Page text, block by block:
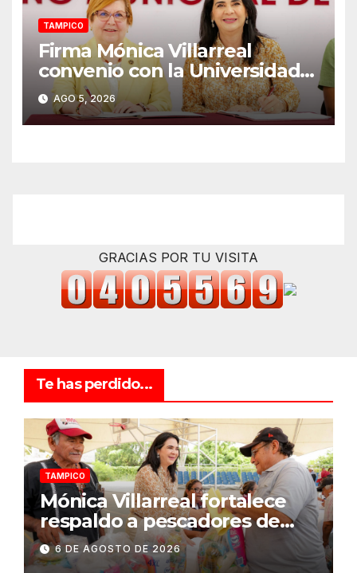
TAMPICO
Firma Mónica Villarreal
convenio con la Universidad
Tecnológica de Altamira para
impulsar la innovación
turística mediante TampIA
AGO 5, 2026
GRACIAS POR TU VISITA
Te has perdido...
TAMPICO
Mónica Villarreal fortalece
respaldo a pescadores de
Tampico durante temporada
de veda
6 DE AGOSTO DE 2026